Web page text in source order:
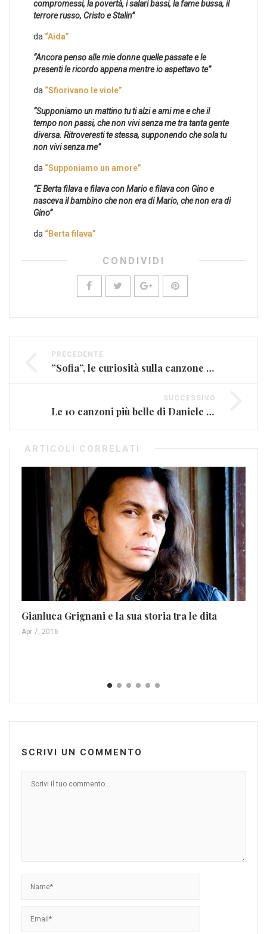
compromessi, la povertà, i salari bassi, la fame bussa, il
terrore russo, Cristo e Stalin”
da “Aida”
“Ancora penso alle mie donne quelle passate e le
presenti le ricordo appena mentre io aspettavo te”
da “Sfiorivano le viole”
“Supponiamo un mattino tu ti alzi e ami me e che il
tempo non passi, che non vivi senza me tra tanta gente
diversa. Ritroveresti te stessa, supponendo che sola tu
non vivi senza me”
da “Supponiamo un amore”
“E Berta filava e filava con Mario e filava con Gino e
nasceva il bambino che non era di Mario, che non era di
Gino”
da “Berta filava”
CONDIVIDI
PRECEDENTE
”Sofia”, le curiosità sulla canzone di Álvaro Soler
SUCCESSIVO
Le 10 canzoni più belle di Daniele Silvestri (VIDEO)
ARTICOLI CORRELATI
Gianluca Grignani e la sua storia tra le dita
Apr 7, 2016
SCRIVI UN COMMENTO